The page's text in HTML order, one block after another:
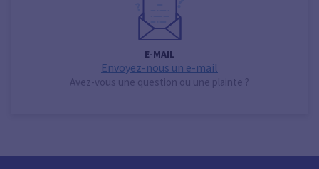
E-MAIL
Envoyez-nous un e-mail
Avez-vous une question ou une plainte ?